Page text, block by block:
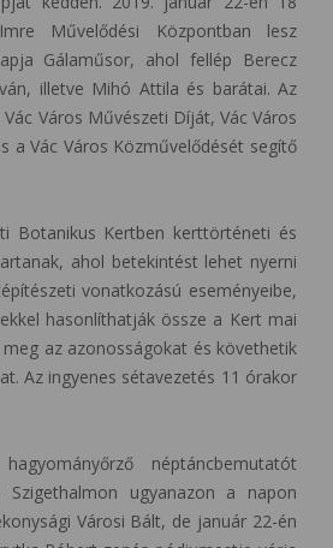
Művelődési Központban lesz
Gálaműsor, ahol fellép Berecz
illetve Mihó Attila és barátai. Az
Város Művészeti Díját, Vác Város
a Vác Város Közművelődését segítő
Botanikus Kertben kerttörténeti és
ahol betekintést lehet nyerni
vonatkozású eseményeibe,
hasonlíthatják össze a Kert mai
az azonosságokat és követhetik
Az ingyenes sétavezetés 11 órakor
néptáncbemutatót
Szigethalmon ugyanazon a napon
Városi Bált, de január 22-én